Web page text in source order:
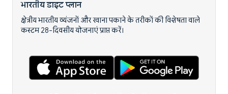
भारतीय डाइट प्लान
क्षेत्रीय भारतीय व्यंजनों और खाना पकाने के तरीकों की विशेषता वाले
कस्टम 28-दिवसीय योजनाएं प्राप्त करें।